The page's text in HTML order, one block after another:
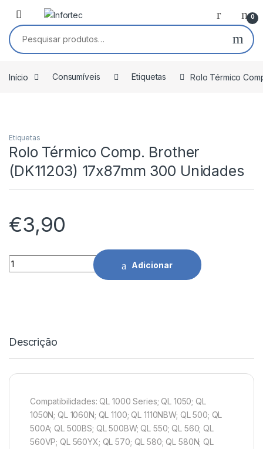
Saltar para navegação
Pular para o conteúdo
0
Pesquisar por:
Início Consumíveis Etiquetas Rolo Térmico
Etiquetas
Rolo Térmico Comp. Brother
(DK11203) 17x87mm 300 Unidades
€3,90
Rolo Térmico Comp. Brother (DK11203) 17x87mm 300
Adicionar
Descrição
Compatibilidades: QL 1000 Series; QL 1050; QL
1050N; QL 1060N; QL 1100; QL 1110NBW; QL 500; QL
500A; QL 500BS; QL 500BW; QL 550; QL 560; QL
560VP; QL 560YX; QL 570; QL 580; QL 580N; QL